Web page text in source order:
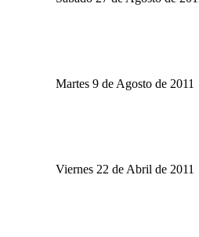
Martes 9 de Agosto de 2011
Viernes 22 de Abril de 2011